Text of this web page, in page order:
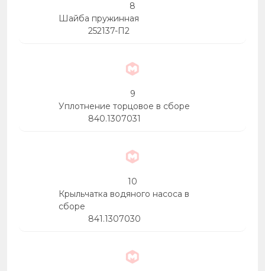
8
Шайба пружинная
252137-П2
9
Уплотнение торцовое в сборе
840.1307031
10
Крыльчатка водяного насоса в
сборе
841.1307030